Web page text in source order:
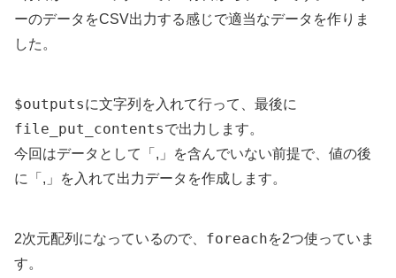
ーのデータをCSV出力する感じで適当なデータを作りま
した。
$outputsに文字列を入れて行って、最後に
file_put_contentsで出力します。
今回はデータとして「,」を含んでいない前提で、値の後
に「,」を入れて出力データを作成します。
2次元配列になっているので、 foreachを2つ使っていま
す。